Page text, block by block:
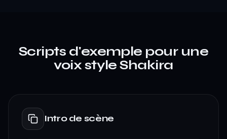
Scripts d'exemple pour une
voix style Shakira
Intro de scène